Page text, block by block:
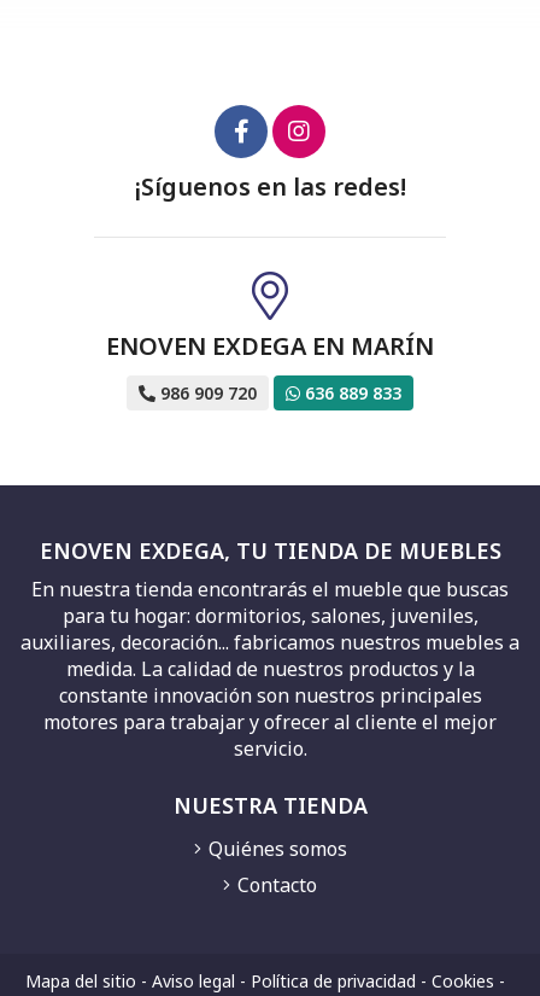
¡Síguenos en las redes!
ENOVEN EXDEGA EN MARÍN
986 909 720 636 889 833
ENOVEN EXDEGA, TU TIENDA DE MUEBLES
En nuestra tienda encontrarás el mueble que buscas
para tu hogar: dormitorios, salones, juveniles,
auxiliares, decoración... fabricamos nuestros muebles a
medida. La calidad de nuestros productos y la
constante innovación son nuestros principales
motores para trabajar y ofrecer al cliente el mejor
servicio.
NUESTRA TIENDA
Quiénes somos
Contacto
Mapa del sitio - Aviso legal - Política de privacidad - Cookies -